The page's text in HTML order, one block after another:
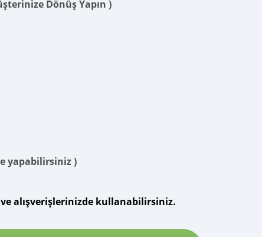
Dönüş Yapın )
yapabilirsiniz )
alışverişlerinizde kullanabilirsiniz.